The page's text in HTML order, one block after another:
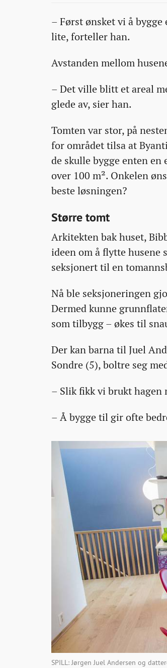
– Først ønsket vi å
lite, forteller han.
Avstanden mellom
– Det ville blitt et areal
glede av, sier han.
Tomten var stor, på
for området tilsa at
de skulle bygge enten
over 100 m². Onkelen
beste løsningen?
Større tomt
Arkitekten bak huset,
ideen om å flytte husene
seksjonert til en
Nå ble seksjoneringen
Dermed kunne
som tilbygg – økes til
Der kan barna til Juel
Sondre (5), boltre seg
– Slik fikk vi brukt hagen
– Å bygge til gir ofte
SPILL: Jørgen Juel Andersen og